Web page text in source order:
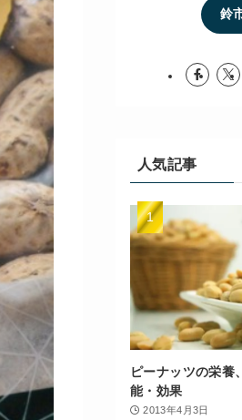
鈴
人気記事
ピーナッツの栄養
能・効果
2013年4月3日